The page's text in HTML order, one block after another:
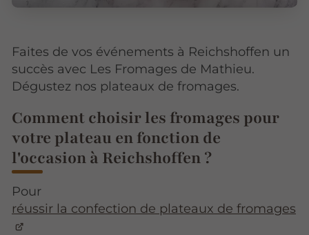
Faites de vos événements à Reichshoffen un
succès avec Les Fromages de Mathieu.
Dégustez nos plateaux de fromages.
Comment choisir les fromages pour
votre plateau en fonction de
l'occasion à Reichshoffen ?
Pour
réussir la confection de plateaux de fromages